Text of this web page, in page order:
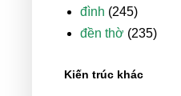
đình (245)
đền thờ (235)
Kiến trúc khác